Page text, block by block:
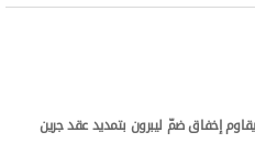
إخفاق ضمّ ليبرون بتمديد عقد جرين